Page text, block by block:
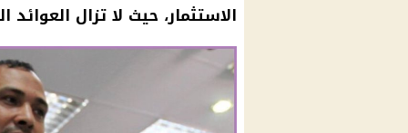
الاستثمار، حيث لا تزال